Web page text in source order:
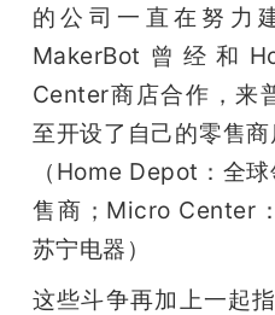
的公司一直在努力
MakerBot曾经和
Center商店合作，来
至开设了自己的零售商
（Home Depot：全
售商；Micro Center
苏宁电器）
这些斗争再加上一起